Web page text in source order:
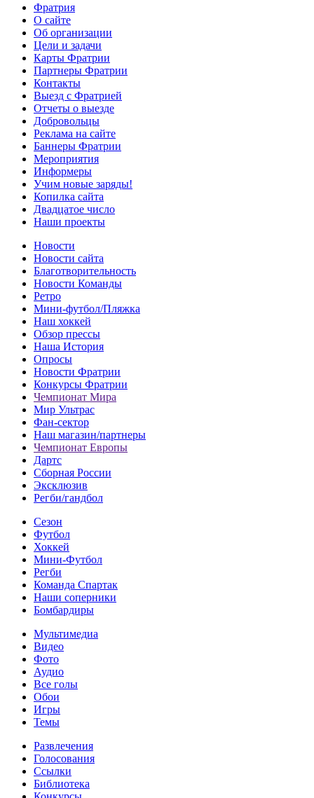
Фратрия
О сайте
Об организации
Цели и задачи
Карты Фратрии
Партнеры Фратрии
Контакты
Выезд с Фратрией
Отчеты о выезде
Добровольцы
Реклама на сайте
Баннеры Фратрии
Мероприятия
Информеры
Учим новые заряды!
Копилка сайта
Двадцатое число
Наши проекты
Новости
Новости сайта
Благотворительность
Новости Команды
Ретро
Мини-футбол/Пляжка
Наш хоккей
Обзор прессы
Наша История
Опросы
Новости Фратрии
Конкурсы Фратрии
Чемпионат Мира
Мир Ультрас
Фан-cектор
Наш магазин/партнеры
Чемпионат Европы
Дартс
Сборная России
Эксклюзив
Регби/гандбол
Сезон
Футбол
Хоккей
Мини-Футбол
Регби
Команда Спартак
Наши соперники
Бомбардиры
Мультимедиа
Видео
Фото
Аудио
Все голы
Обои
Игры
Темы
Развлечения
Голосования
Ссылки
Библиотека